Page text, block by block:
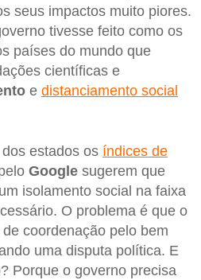
seus impactos muito piores.
tivesse feito como os
países do mundo que
científicas e
e distanciamento social
estados os índices de
Google sugerem que
isolamento social na faixa
O problema é que o
coordenação pelo bem
uma disputa política. E
Porque o governo precisa